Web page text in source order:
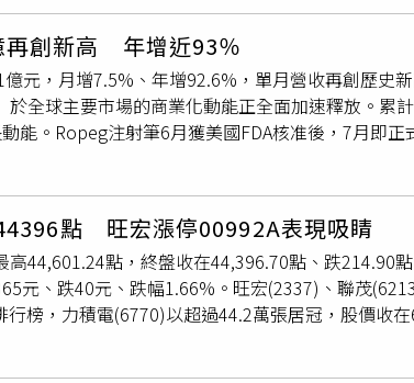
投資趨勢持續發展，AI相關產業後續表現仍可持續
轉趨樂觀，美國財政部長貝森特表示，美國與伊
債殖利率下滑，市場風險情緒改善。此外，第2
逐漸由地緣政治風險轉向企業基本面，帶動科技股
再創新高 年增近93％
元，月增7.5%、年增92.6%，單月營收再創歷史
全球主要市場的商業化動能正全面加速釋放。累
能。Ropeg注射筆6月獲美國FDA核准後，7月即正
利性與治療體驗，預期將吸引更多新病人採用，
能。新適應症方面，藥華藥已在全球多國完成
完成目標日期（PDUFA Date）為2026年8月30日。
藥證核准後即可快速上市，全面提升Ropeg在美
議已於7月通過擴大Ropeg適應症至治療所有ET病
，亦同步順利推進中。Ropeg目前已於全球約50
應症陸續於全球主要市場獲准後，即可快速導入既
點 旺宏漲停00992A表現吸睛
高44,601.24點，終盤收在44,396.70點、跌214.90
元、跌40元、跌幅1.66%。旺宏(2337)、聯茂
榜，力積電(6770)以超過44.2萬張居冠，股價收
元、漲幅4.60%。華邦電(2344)收在171.00元、漲
1(00632R)成交量超過19.3萬張，股價收在10.33元